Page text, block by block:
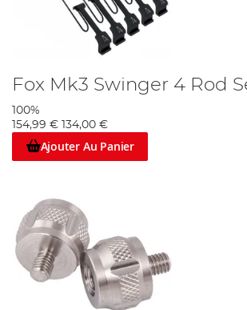
Fox Mk3 Swinger 4 Rod
100%
154,99 € 134,00 €
Ajouter Au Panier